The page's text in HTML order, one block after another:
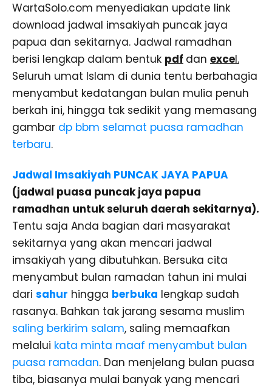
WartaSolo.com menyediakan update link
download jadwal imsakiyah puncak jaya
papua dan sekitarnya. Jadwal ramadhan
berisi lengkap dalam bentuk pdf dan excel.
Seluruh umat Islam di dunia tentu berbahagia
menyambut kedatangan bulan mulia penuh
berkah ini, hingga tak sedikit yang memasang
gambar dp bbm selamat puasa ramadhan
terbaru.
Jadwal Imsakiyah PUNCAK JAYA PAPUA
(jadwal puasa puncak jaya papua
ramadhan untuk seluruh daerah sekitarnya).
Tentu saja Anda bagian dari masyarakat
sekitarnya yang akan mencari jadwal
imsakiyah yang dibutuhkan. Bersuka cita
menyambut bulan ramadan tahun ini mulai
dari sahur hingga berbuka lengkap sudah
rasanya. Bahkan tak jarang sesama muslim
saling berkirim salam, saling memaafkan
melalui kata minta maaf menyambut bulan
puasa ramadan. Dan menjelang bulan puasa
tiba, biasanya mulai banyak yang mencari